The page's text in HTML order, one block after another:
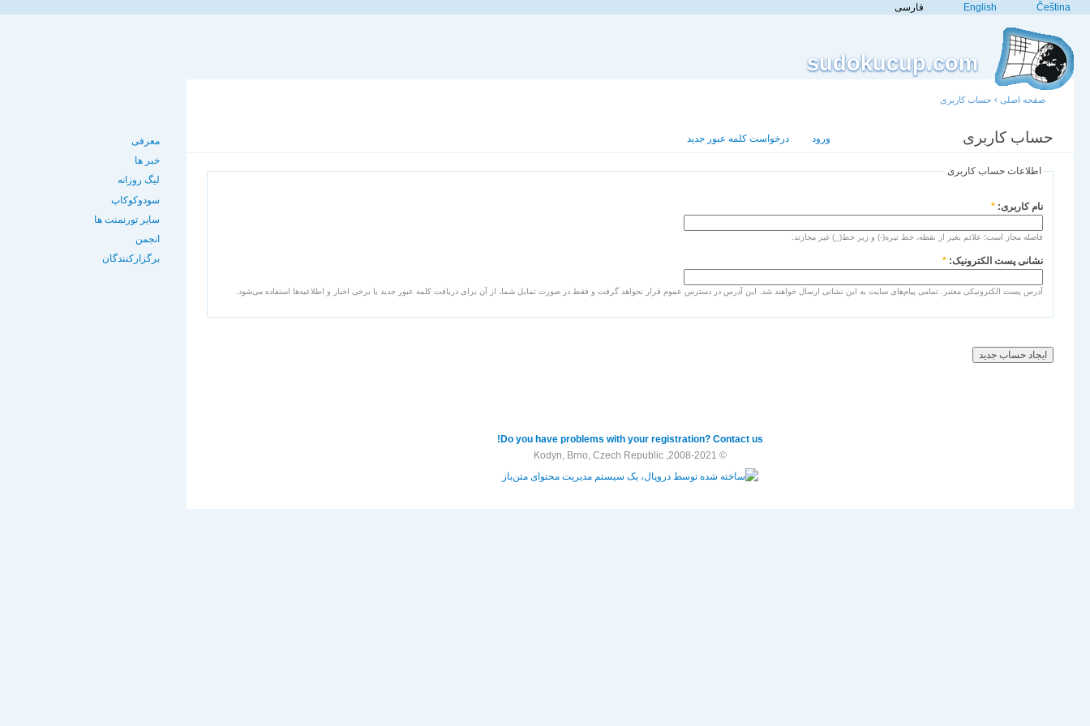
English Čeština فارسی
sudokucup.com
معرفی
خبر ها
لیگ روزانه
سودوکوکاپ
سایر تورنمنت ها
انجمن
برگزارکنندگان
صفحه اصلی › حساب کاربری
حساب کاربری ورود درخواست کلمه عبور جدید
اطلاعات حساب کاربری
نام کاربری: *
فاصله مجاز است؛ علائم بغیر از نقطه، خط تیره(-) و زیر خط(_) غیر مجازند.
نشانی پست الکترونیک: *
آدرس پست الکترونیکی معتبر. تمامی پیام‌های سایت به این نشانی ارسال خواهند شد. این آدرس در دسترس عموم قرار نخواهد گرفت و فقط در صورت تمایل شما، از آن برای دریافت کلمه عبور جدید یا برخی اخبار و اطلاعیه‌ها استفاده می‌شود.
Do you have problems with your registration? Contact us!
© 2008-2021, Kodyn, Brno, Czech Republic